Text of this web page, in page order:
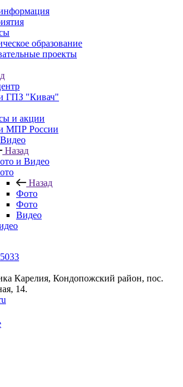
образование
проекты
ГПЗ "Кивач"
и акции
МПР России
Назад
и Видео
Назад
Фото
Фото
Видео
Карелия, Кондопожский район, пос.
14.